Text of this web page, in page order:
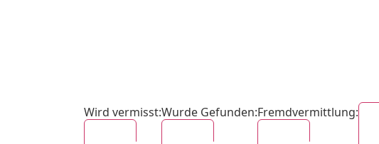
Wird vermisst:Wurde Gefunden:Fremdvermittlung: